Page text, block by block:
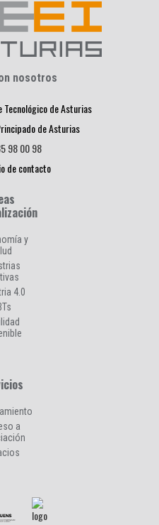
nosotros
Tecnológico de Asturias
de Asturias
98 00 98
de contacto
y
4.0
a